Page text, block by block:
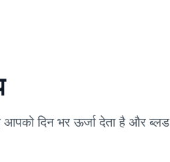
दिन भर ऊर्जा देता है और ब्लड